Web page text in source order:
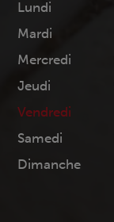
Lundi
Mardi
Mercredi
Jeudi
Vendredi
Samedi
Dimanche